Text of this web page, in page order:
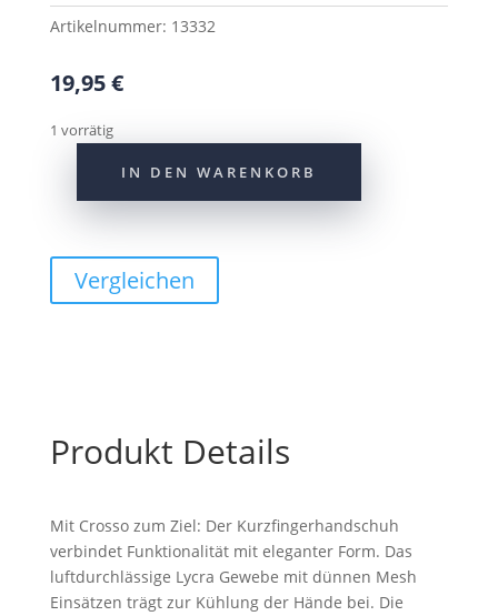
Artikelnummer: 13332
19,95€
1 vorrätig
Gr.
IN DEN WARENKORB
Vergleichen
Produkt Details
Mit Crosso zum Ziel: Der Kurzfingerhandschuh
verbindet Funktionalität mit eleganter Form. Das
luftdurchlässige Lycra Gewebe mit dünnen Mesh
Einsätzen trägt zur Kühlung der Hände bei. Die